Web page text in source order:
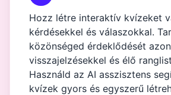
Hozz létre interaktív kvízeket
kérdésekkel és válaszokkal.
közönséged érdeklődését
visszajelzésekkel és élő
Használd az AI asszisztens
kvízek gyors és egyszerű